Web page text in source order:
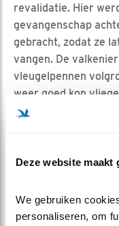
Deze website maakt
We gebruiken
personaliseren, om
revalidatie. Hier
gevangenschap
gebracht, zodat ze
vangen. De
vleugelpennen
weer goed kon
worden.
helemaal fit.
(Myiasis) was rond
er keihard gewerkt